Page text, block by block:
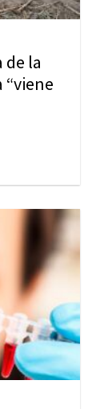
de la